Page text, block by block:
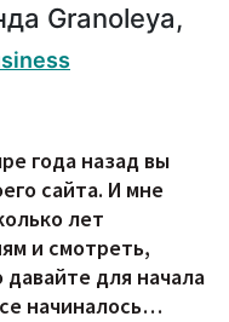
Granoleya,
года назад вы
сайта. И мне
лет
и смотреть,
для начала
начиналось…